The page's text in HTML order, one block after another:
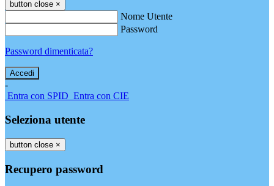
button close ×
Nome Utente
Password
Password dimenticata?
-
Entra con SPID Entra con CIE
Seleziona utente
button close ×
Recupero password